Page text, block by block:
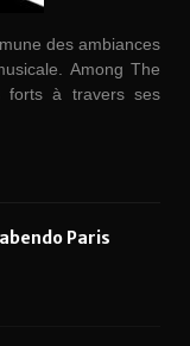
des ambiances
Among The
forts à travers ses
Paris